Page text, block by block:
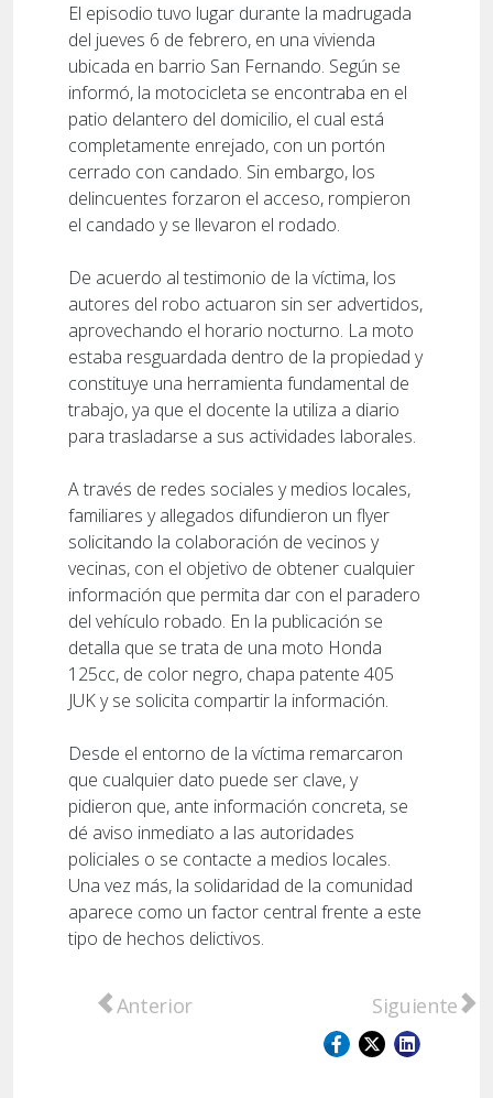
El episodio tuvo lugar durante la madrugada
del jueves 6 de febrero, en una vivienda
ubicada en barrio San Fernando. Según se
informó, la motocicleta se encontraba en el
patio delantero del domicilio, el cual está
completamente enrejado, con un portón
cerrado con candado. Sin embargo, los
delincuentes forzaron el acceso, rompieron
el candado y se llevaron el rodado.
De acuerdo al testimonio de la víctima, los
autores del robo actuaron sin ser advertidos,
aprovechando el horario nocturno. La moto
estaba resguardada dentro de la propiedad y
constituye una herramienta fundamental de
trabajo, ya que el docente la utiliza a diario
para trasladarse a sus actividades laborales.
A través de redes sociales y medios locales,
familiares y allegados difundieron un flyer
solicitando la colaboración de vecinos y
vecinas, con el objetivo de obtener cualquier
información que permita dar con el paradero
del vehículo robado. En la publicación se
detalla que se trata de una moto Honda
125cc, de color negro, chapa patente 405
JUK y se solicita compartir la información.
Desde el entorno de la víctima remarcaron
que cualquier dato puede ser clave, y
pidieron que, ante información concreta, se
dé aviso inmediato a las autoridades
policiales o se contacte a medios locales.
Una vez más, la solidaridad de la comunidad
aparece como un factor central frente a este
tipo de hechos delictivos.
Artículo anterior: Crisis policial: San
Anterior Artículo
Siguiente